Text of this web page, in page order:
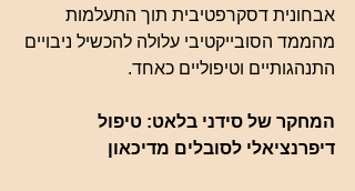
אבחונית דסקרפטיבית תוך התעלמות
מהממד הסובייקטיבי עלולה להכשיל ניבויים
התנהגותיים וטיפוליים כאחד.
המחקר של סידני בלאט: טיפול
דיפרנציאלי לסובלים מדיכאון